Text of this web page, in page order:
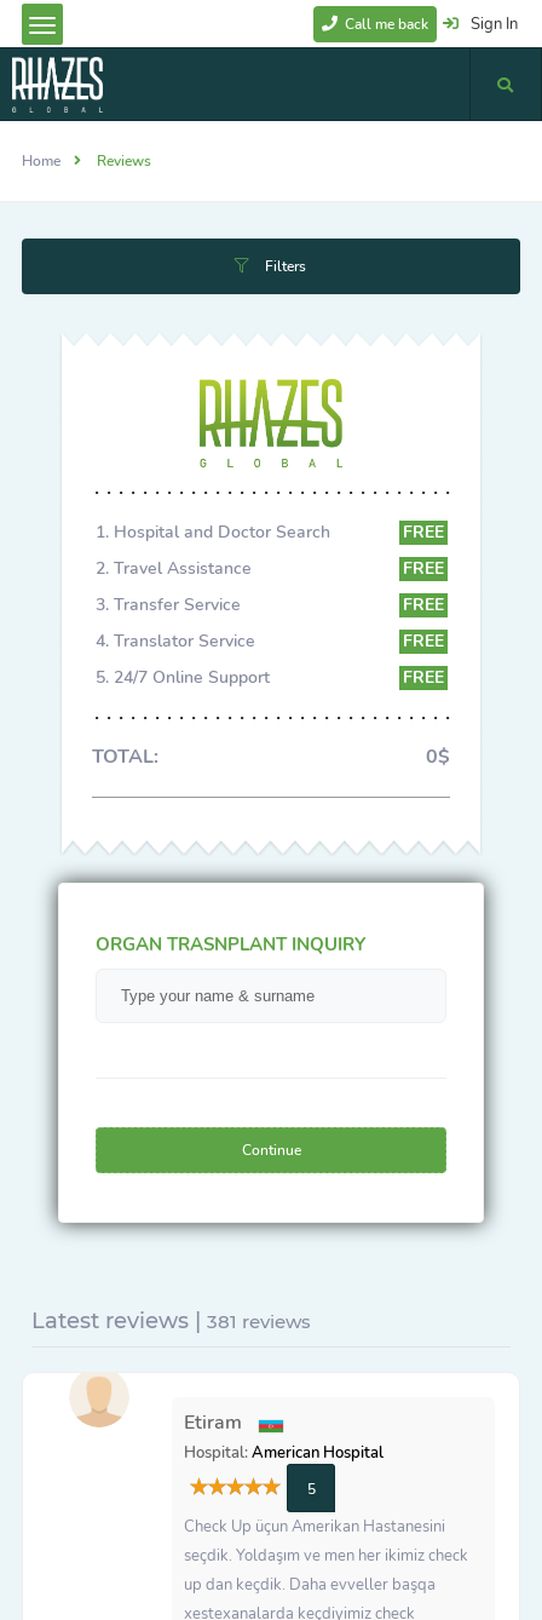
Sign In
Call me back
Home Reviews
Filters
Hospital and Doctor Search
FREE
Travel Assistance
FREE
Transfer Service
FREE
Translator Service
FREE
24/7 Online Support
FREE
TOTAL: 0$
ORGAN TRASNPLANT INQUIRY
Continue
Latest reviews | 381 reviews
Etiram
Hospital:American Hospital
5
Check Up üçun Amerikan Hastanesini
seçdik. Yoldaşım ve men her ikimiz check
up dan keçdik. Daha evveller başqa
xestexanalarda keçdiyimiz check